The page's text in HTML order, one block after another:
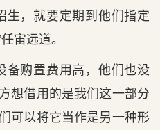
生，就要定期到他们指定
宙远道。
备购置费用高，他们也没
想借用的是我们这一部分
可以将它当作是另一种形